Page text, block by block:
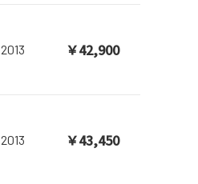
2013 ￥42,900
2013 ￥43,450